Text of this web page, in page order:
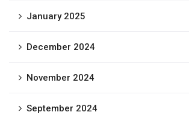
January 2025
December 2024
November 2024
September 2024